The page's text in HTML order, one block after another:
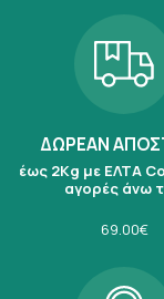
ΔΩΡΕΑΝ
έως 2Kg με ΕΛΤΑ
αγορές άνω
69.00€